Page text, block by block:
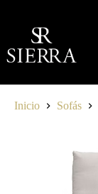
contenido
Inicio Sofás